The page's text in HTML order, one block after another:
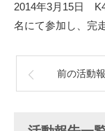
2014年3月15日
名にて参加し、完
前の活動